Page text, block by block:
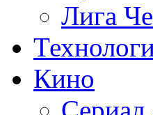
Лига
Кино